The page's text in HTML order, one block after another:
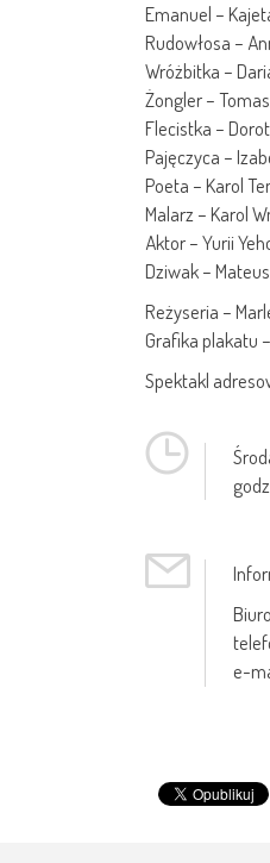
Emanuel –
Rudowłosa –
Wróżbitka –
Żongler –
Flecistka –
Pajęczyca –
Poeta – Karol
Malarz – Karol
Aktor – Yurii
Dziwak –
Reżyseria –
Grafika plakatu
Spektakl
e-